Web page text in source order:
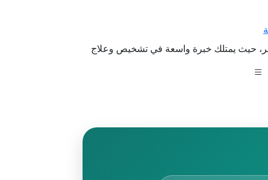
حيث يمتلك خبرة واسعة في تشخيص وعلاج